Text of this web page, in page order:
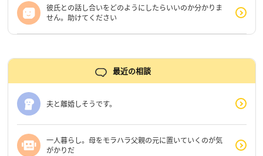
彼氏との話し合いをどのようにしたらいいのか分かりま
せん。助けてください
最近の相談
夫と離婚しそうです。
一人暮らし。母をモラハラ父親の元に置いていくのが気
がかりだ